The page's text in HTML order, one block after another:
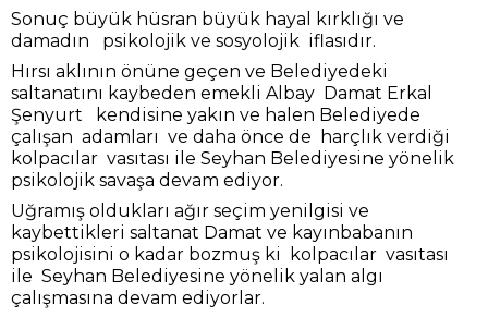
Sonuç büyük hüsran büyük hayal kırklığı ve
damadın psikolojik ve sosyolojik iflasıdır.
Hırsı aklının önüne geçen ve Belediyedeki
saltanatını kaybeden emekli Albay Damat Erkal
Şenyurt kendisine yakın ve halen Belediyede
çalışan adamları ve daha önce de harçlık verdiği
kolpacılar vasıtası ile Seyhan Belediyesine yönelik
psikolojik savaşa devam ediyor.
Uğramış oldukları ağır seçim yenilgisi ve
kaybettikleri saltanat Damat ve kayınbabanın
psikolojisini o kadar bozmuş ki kolpacılar vasıtası
ile Seyhan Belediyesine yönelik yalan algı
çalışmasına devam ediyorlar.